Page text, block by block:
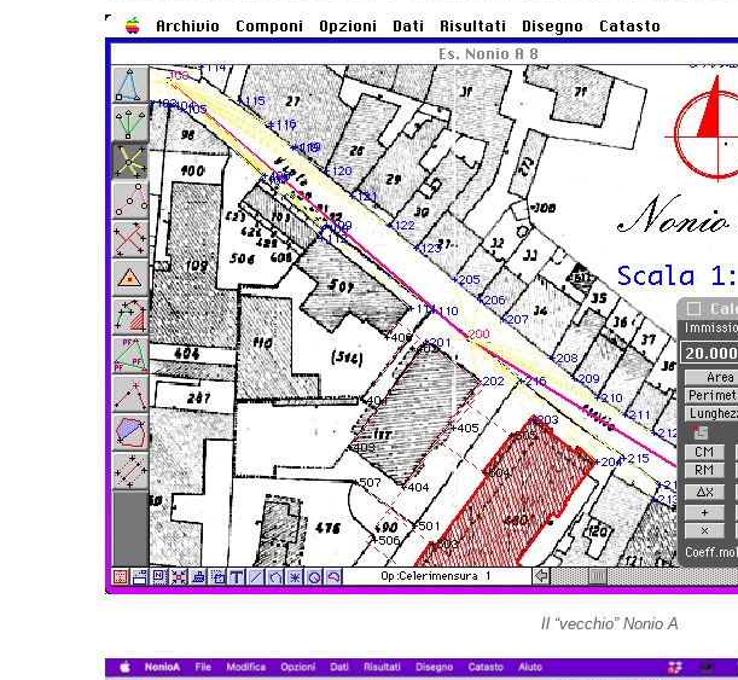
Il “vecchio” Nonio A